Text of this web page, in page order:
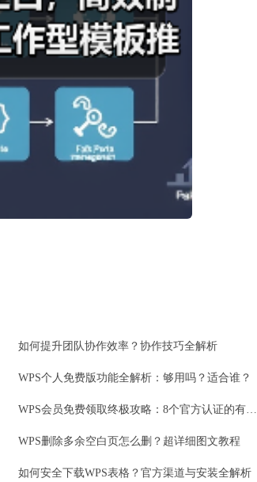
如何提升团队协作效率？协作技巧全解析
WPS个人免费版功能全解析：够用吗？适合谁？
WPS会员免费领取终极攻略：8个官方认证的有效方法
WPS删除多余空白页怎么删？超详细图文教程
如何安全下载WPS表格？官方渠道与安装全解析